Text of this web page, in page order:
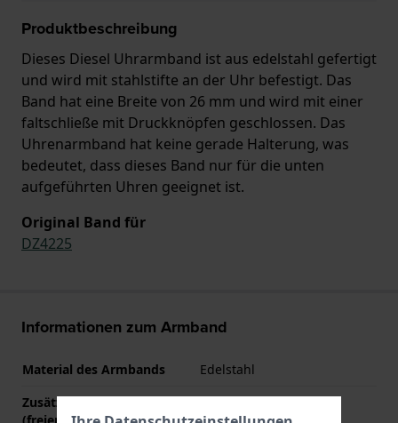
Produktbeschreibung
Dieses Diesel Uhrarmband ist aus edelstahl gefertigt
und wird mit stahlstifte an der Uhr befestigt. Das
Band hat eine Breite von 26 mm und wird mit einer
faltschließe mit Druckknöpfen geschlossen. Das
Uhrenarmband hat keine gerade Halterung, was
bedeutet, dass dieses Band nur für die unten
aufgeführten Uhren geeignet ist.
Original Band für
DZ4225
Informationen zum Armband
Material des Armbands
Edelstahl
Zusätzliche Informationen
Stainless Steel Bracelet